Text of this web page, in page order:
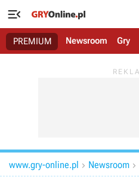

PREMIUM Newsroom Gry
www.gry-online.pl  Newsroom 